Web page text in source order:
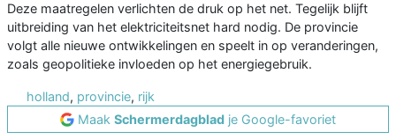
Deze maatregelen verlichten de druk op het net. Tegelijk blijft
uitbreiding van het elektriciteitsnet hard nodig. De provincie
volgt alle nieuwe ontwikkelingen en speelt in op veranderingen,
zoals geopolitieke invloeden op het energiegebruik.
holland, provincie, rijk
Maak Schermerdagblad je Google-favoriet